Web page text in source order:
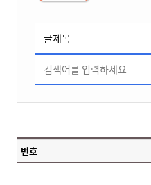
번호